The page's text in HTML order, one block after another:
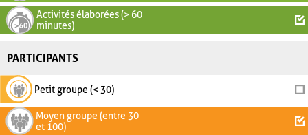
Activités élaborées (> 60
minutes)
PARTICIPANTS
Petit groupe (< 30)
Moyen groupe (entre 30
et 100)